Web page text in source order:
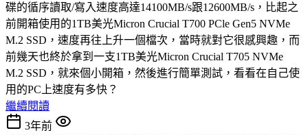
碟的循序讀取/寫入速度高達14100MB/s跟12600MB/s，比起之
前開箱使用的1TB美光Micron Crucial T700 PCle Gen5 NVMe
M.2 SSD，速度再往上升一個檔次，當時就對它很感興趣，而
前幾天也終於拿到一支1TB美光Micron Crucial T705 NVMe
M.2 SSD，就來個小開箱，然後進行簡單測試，看看在自己使
用的PC上速度有多快？
繼續閱讀
3年前